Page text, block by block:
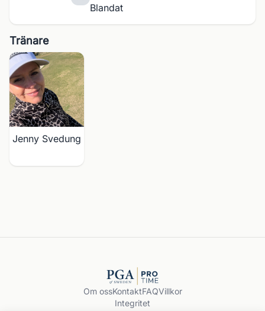
Blandat
Tränare
Jenny Svedung
Om ossKontaktFAQVillkor
Integritet